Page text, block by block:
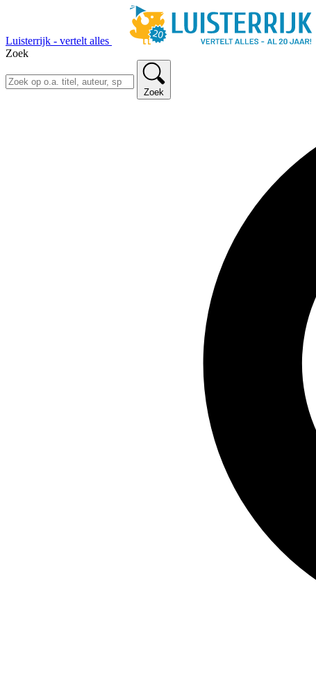
Luisterrijk - vertelt alles
Zoek
Zoek